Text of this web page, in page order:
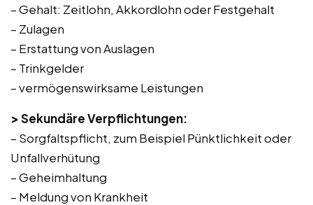
– Gehalt: Zeitlohn, Akkordlohn oder Festgehalt
– Zulagen
– Erstattung von Auslagen
– Trinkgelder
– vermögenswirksame Leistungen
> Sekundäre Verpflichtungen:
– Sorgfaltspflicht, zum Beispiel Pünktlichkeit oder
Unfallverhütung
– Geheimhaltung
– Meldung von Krankheit